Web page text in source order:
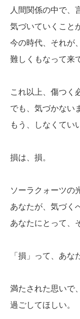
人間関係の中で、
気づいていくこと
今の時代、それが、
難しくもなって来
これ以上、傷つく
でも、気づかない
もう、しなくてい
損は、損。
ソーラクォーツの
あなたが、気づく
あなたにとって、
「損」って、あな
満たされた思いで
過ごしてほしい。